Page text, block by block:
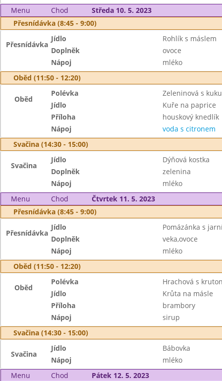
Menu
Chod
Středa 10. 5. 2023
Přesnídávka (8:45 - 9:00)
Přesnídávka
Jídlo
Rohlík s máslem
Doplněk
ovoce
Nápoj
mléko
Oběd (11:50 - 12:20)
Oběd
Polévka
Zeleninová s
Jídlo
Kuře na paprice
Příloha
houskový knedlík
Nápoj
voda s citronem
Svačina (14:30 - 15:00)
Svačina
Jídlo
Dýňová kostka
Doplněk
zelenina
Nápoj
mléko
Menu
Chod
Čtvrtek 11. 5. 2023
Přesnídávka (8:45 - 9:00)
Přesnídávka
Jídlo
Pomázánka s
Doplněk
veka,ovoce
Nápoj
mléko
Oběd (11:50 - 12:20)
Oběd
Polévka
Hrachová s
Jídlo
Krůta na másle
Příloha
brambory
Nápoj
sirup
Svačina (14:30 - 15:00)
Svačina
Jídlo
Bábovka
Nápoj
mléko
Menu
Chod
Pátek 12. 5. 2023